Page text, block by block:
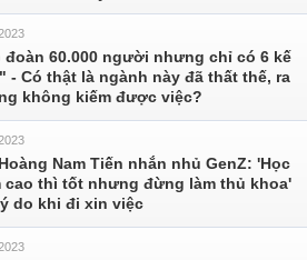
đoàn 60.000 người nhưng chỉ có 6 kế
- Có thật là ngành này đã thất thế, ra
không kiếm được việc?
Nam Tiến nhắn nhủ GenZ: 'Học
cao thì tốt nhưng đừng làm thủ khoa'
do khi đi xin việc